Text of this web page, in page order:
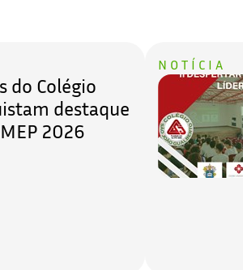
do Colégio
destaque
2026
NOTÍCIA